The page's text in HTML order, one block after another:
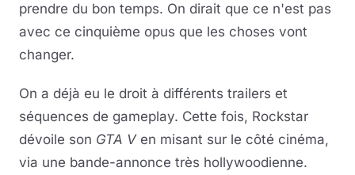
prendre du bon temps. On dirait que ce n'est pas
avec ce cinquième opus que les choses vont
changer.
On a déjà eu le droit à différents trailers et
séquences de gameplay. Cette fois, Rockstar
dévoile son GTA Ven misant sur le côté cinéma,
via une bande-annonce très hollywoodienne.